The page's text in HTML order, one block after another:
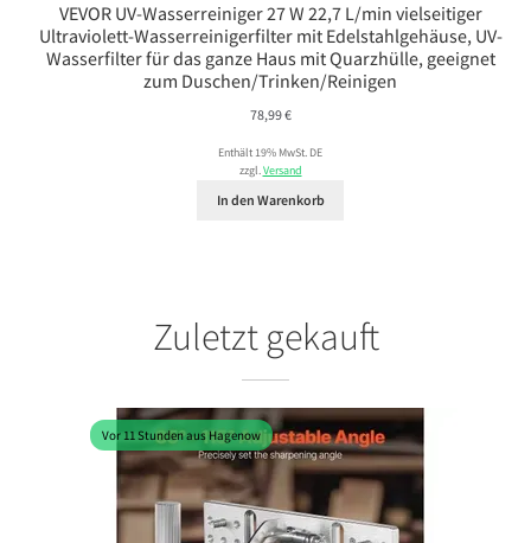
VEVOR UV-Wasserreiniger 27 W 22,7 L/min vielseitiger
Ultraviolett-Wasserreinigerfilter mit Edelstahlgehäuse, UV-
Wasserfilter für das ganze Haus mit Quarzhülle, geeignet
zum Duschen/Trinken/Reinigen
78,99€
Enthält 19% MwSt. DE
zzgl.Versand
In den Warenkorb
Zuletzt gekauft
Vor 11 Stunden aus Hagenow